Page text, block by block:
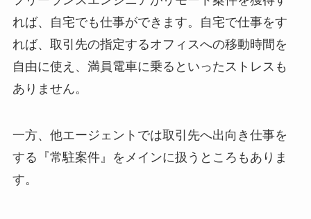
れば、自宅でも仕事ができます。自宅で仕事をす
れば、取引先の指定するオフィスへの移動時間を
自由に使え、満員電車に乗るといったストレスも
ありません。
一方、他エージェントでは取引先へ出向き仕事を
する『常駐案件』をメインに扱うところもありま
す。